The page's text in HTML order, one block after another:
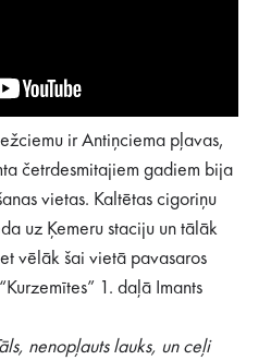
ir Antiņciema pļavas,
četrdesmitajiem gadiem bija
vietas. Kaltētas cigoriņu
uz Ķemeru staciju un tālāk
vēlāk šai vietā pavasaros
1. daļā Imants
nenopļauts lauks, un ceļi